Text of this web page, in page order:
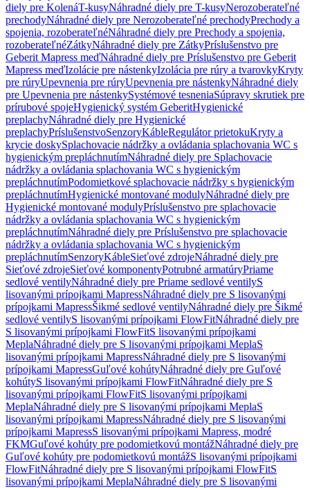
diely pre KolenáT-kusyNáhradné diely pre T-kusyNerozoberateľné
prechodyNáhradné diely pre Nerozoberateľné prechodyPrechody a
spojenia, rozoberateľnéNáhradné diely pre Prechody a spojenia,
rozoberateľnéZátkyNáhradné diely pre ZátkyPríslušenstvo pre
Geberit Mapress meďNáhradné diely pre Príslušenstvo pre Geberit
Mapress meďIzolácie pre nástenkyIzolácia pre rúry a tvarovkyKryty
pre rúryUpevnenia pre rúryUpevnenia pre nástenkyNáhradné diely
pre Upevnenia pre nástenkySystémové tesneniaSúpravy skrutiek pre
prírubové spojeHygienický systém GeberitHygienické
preplachyNáhradné diely pre Hygienické
preplachyPríslušenstvoSenzoryKábleRegulátor prietokuKryty a
krycie doskySplachovacie nádržky a ovládania splachovania WC s
hygienickým prepláchnutímNáhradné diely pre Splachovacie
nádržky a ovládania splachovania WC s hygienickým
prepláchnutímPodomietkové splachovacie nádržky s hygienickým
prepláchnutímHygienické montované modulyNáhradné diely pre
Hygienické montované modulyPríslušenstvo pre splachovacie
nádržky a ovládania splachovania WC s hygienickým
prepláchnutímNáhradné diely pre Príslušenstvo pre splachovacie
nádržky a ovládania splachovania WC s hygienickým
prepláchnutímSenzoryKábleSieťové zdrojeNáhradné diely pre
Sieťové zdrojeSieťové komponentyPotrubné armatúryPriame
sedlové ventilyNáhradné diely pre Priame sedlové ventilyS
lisovanými prípojkami MapressNáhradné diely pre S lisovanými
prípojkami MapressŠikmé sedlové ventilyNáhradné diely pre Šikmé
sedlové ventilyS lisovanými prípojkami FlowFitNáhradné diely pre
S lisovanými prípojkami FlowFitS lisovanými prípojkami
MeplaNáhradné diely pre S lisovanými prípojkami MeplaS
lisovanými prípojkami MapressNáhradné diely pre S lisovanými
prípojkami MapressGuľové kohútyNáhradné diely pre Guľové
kohútyS lisovanými prípojkami FlowFitNáhradné diely pre S
lisovanými prípojkami FlowFitS lisovanými prípojkami
MeplaNáhradné diely pre S lisovanými prípojkami MeplaS
lisovanými prípojkami MapressNáhradné diely pre S lisovanými
prípojkami MapressS lisovanými prípojkami Mapress, modré
FKMGuľové kohúty pre podomietkovú montážNáhradné diely pre
Guľové kohúty pre podomietkovú montážS lisovanými prípojkami
FlowFitNáhradné diely pre S lisovanými prípojkami FlowFitS
lisovanými prípojkami MeplaNáhradné diely pre S lisovanými